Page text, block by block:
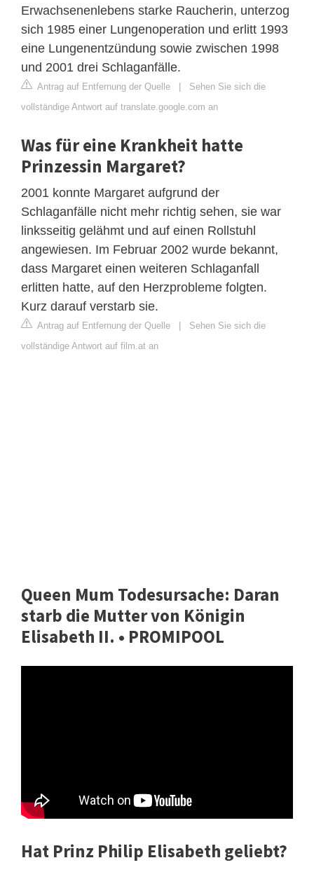
Erwachsenenlebens starke Raucherin, unterzog
sich 1985 einer Lungenoperation und erlitt 1993
eine Lungenentzündung sowie zwischen 1998
und 2001 drei Schlaganfälle.
Antrag auf Entfernung der Quelle
Sehen Sie sich die
vollständige Antwort auf translate.google.com an
Was für eine Krankheit hatte
Prinzessin Margaret?
2001 konnte Margaret aufgrund der
Schlaganfälle nicht mehr richtig sehen, sie war
linksseitig gelähmt und auf einen Rollstuhl
angewiesen. Im Februar 2002 wurde bekannt,
dass Margaret einen weiteren Schlaganfall
erlitten hatte, auf den Herzprobleme folgten.
Kurz darauf verstarb sie.
Antrag auf Entfernung der Quelle
Sehen Sie sich die
vollständige Antwort auf film.at an
Queen Mum Todesursache: Daran
starb die Mutter von Königin
Elisabeth II. • PROMIPOOL
Hat Prinz Philip Elisabeth geliebt?